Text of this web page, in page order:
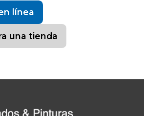
línea
una tienda